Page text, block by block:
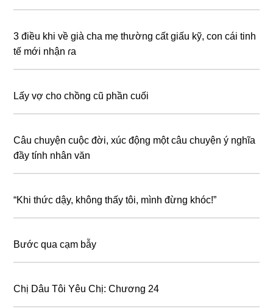
3 điều khi về già cha mẹ thường cất giấu kỹ, con cái tinh
tế mới nhận ɾa
Lấy vợ cho chồng cũ phần cuối
Câu chuyện cuộc đời, xúc động một câu chuyện ý nghĩa
đầy tính nhân văn
“Khi thức dậy, không thấy tôi, mình đừng khóc!”
Bước qua cạm bẫy
Chị Dâu Tôi Yêu Chị: Chương 24